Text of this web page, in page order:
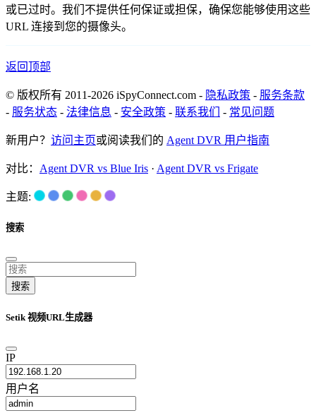
或已过时。我们不提供任何保证或担保，确保您能够使用这些
URL 连接到您的摄像头。
返回顶部
© 版权所有 2011-2026 iSpyConnect.com - 隐私政策 - 服务条款
- 服务状态 - 法律信息 - 安全政策 - 联系我们 - 常见问题
新用户？ 访问主页或阅读我们的 Agent DVR 用户指南
对比： Agent DVR vs Blue Iris · Agent DVR vs Frigate
主题:
搜索
搜索
Setik 视频URL生成器
IP
用户名